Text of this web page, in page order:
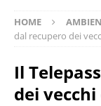
HOME
dal recupero dei
Il
dei